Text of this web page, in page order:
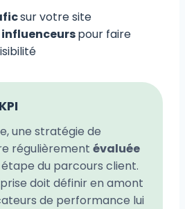
sur votre site
influenceurspour faire
une stratégie de
régulièrement évaluée
du parcours client.
doit définir en amont
de performance lui